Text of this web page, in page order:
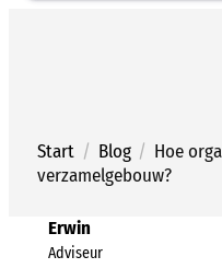
Start / Blog / Hoe
verzamelgebouw?
Erwin
Adviseur